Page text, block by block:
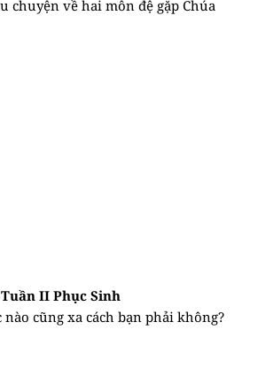
chuyện về hai môn đệ gặp Chúa
Tuần II Phục Sinh
nào cũng xa cách bạn phải không?